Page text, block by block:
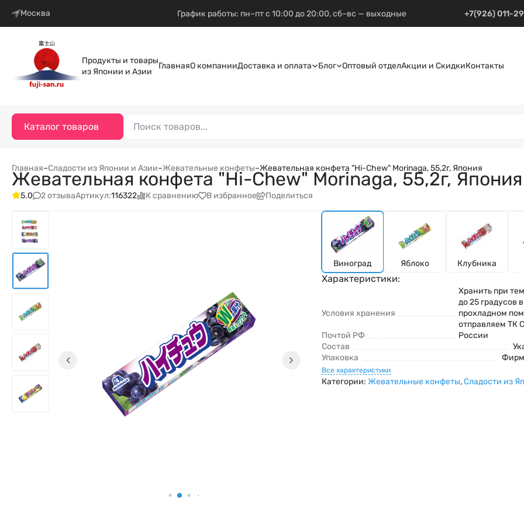
Москва График работы: пн–пт с 10:00 до 20:00, сб–вс — выходные +7(926) 011-
Продукты и товары
из Японии и Азии
ГлавнаяО компанииДоставка и оплата Блог Оптовый отделАкции и СкидкиКонтакты
Каталог товаров
Главная–Сладости из Японии и Азии–Жевательные конфеты–Жевательная конфета "Hi-Chew" Morinaga, 55,2г, Япония
Жевательная конфета "Hi-Chew" Morinaga, 55,2г, Япония
5.0 2 отзываАртикул:116322 К сравнению В избранное Поделиться
Виноград Яблоко Клубника
Характеристики:
Условия хранения
Хранить при
до 25 градусов
прохладном
Почтой РФ
отправляем ТК
России
Состав
Упаковка
Все характеристики
Категории: Жевательные конфеты,Сладости из